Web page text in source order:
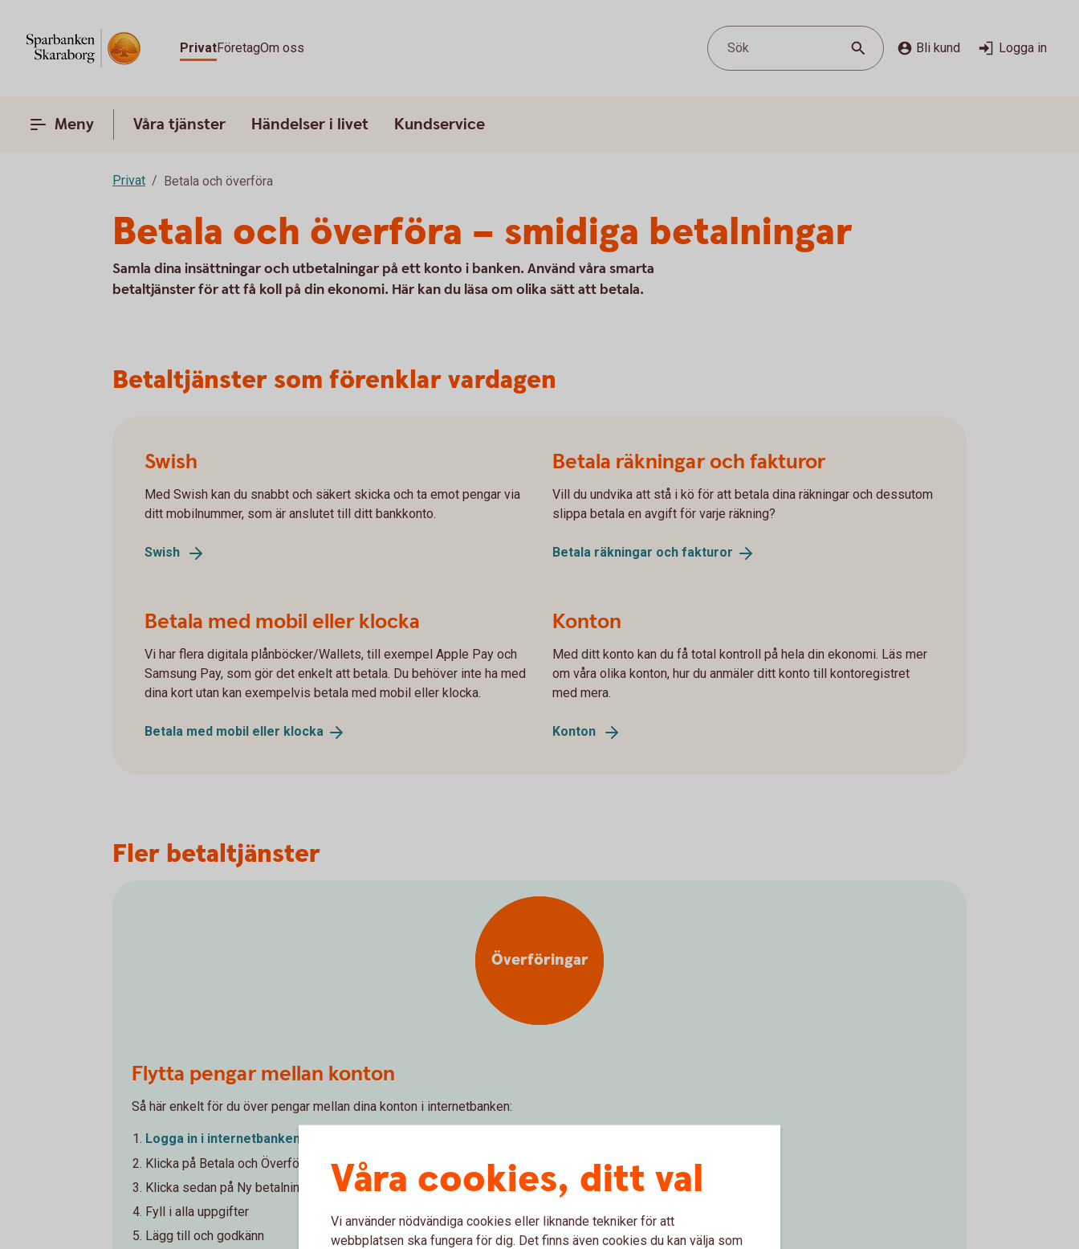
PrivatFöretagOm oss Sök Bli kund Logga in
Meny Våra tjänster Händelser i livet Kundservice
Privat Betala och överföra
Betala och överföra – smidiga betalningar
Samla dina insättningar och utbetalningar på ett konto i banken. Använd våra smarta
betaltjänster för att få koll på din ekonomi. Här kan du läsa om olika sätt att betala.
Betaltjänster som förenklar vardagen
Swish
Med Swish kan du snabbt och säkert skicka och ta emot pengar via
ditt mobilnummer, som är anslutet till ditt bankkonto.
Swish
Betala räkningar och fakturor
Vill du undvika att stå i kö för att betala dina räkningar och dessutom
slippa betala en avgift för varje räkning?
Betala räkningar och fakturor
Betala med mobil eller klocka
Vi har flera digitala plånböcker/Wallets, till exempel Apple Pay och
Samsung Pay, som gör det enkelt att betala. Du behöver inte ha med
dina kort utan kan exempelvis betala med mobil eller klocka.
Betala med mobil eller klocka
Konton
Med ditt konto kan du få total kontroll på hela din ekonomi. Läs mer
om våra olika konton, hur du anmäler ditt konto till kontoregistret
med mera.
Konton
Fler betaltjänster
Flytta pengar mellan konton
Så här enkelt för du över pengar mellan dina konton i internetbanken:
Logga in i internetbanken
Klicka på Betala och Överföra i menyvalet
Klicka sedan på Ny betalning/Överföring
Fyll i alla uppgifter
Lägg till och godkänn
Överföringar
Våra cookies, ditt val
Vi använder nödvändiga cookies eller liknande tekniker för att
webbplatsen ska fungera för dig. Det finns även cookies du kan välja som